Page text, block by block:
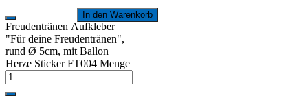
Freudentränen Aufkleber
"Für deine Freudentränen",
rund Ø 5cm, mit Ballon
Herze Sticker FT004 Menge
In den Warenkorb